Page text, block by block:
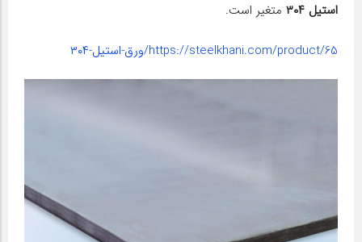
استیل ۳۰۴
متغیر است.
https://steelkhani.com/product/65/ورق-استیل-۳۰۴